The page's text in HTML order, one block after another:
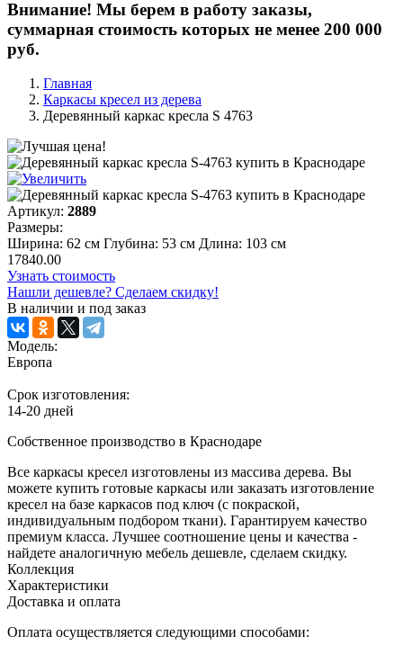
Внимание! Мы берем в работу заказы,
суммарная стоимость которых не менее 200 000
руб.
Главная
Каркасы кресел из дерева
Деревянный каркас кресла S 4763
Артикул: 2889
Размеры:
Ширина: 62 см Глубина: 53 см Длина: 103 см
17840.00
Узнать стоимость
Нашли дешевле? Сделаем скидку!
В наличии и под заказ
Модель:
Европа
Срок изготовления:
14-20 дней
Собственное производство в Краснодаре
Все каркасы кресел изготовлены из массива дерева. Вы
можете купить готовые каркасы или заказать изготовление
кресел на базе каркасов под ключ (с покраской,
индивидуальным подбором ткани). Гарантируем качество
премиум класса. Лучшее соотношение цены и качества -
найдете аналогичную мебель дешевле, сделаем скидку.
Коллекция
Характеристики
Доставка и оплата
Оплата осуществляется следующими способами: